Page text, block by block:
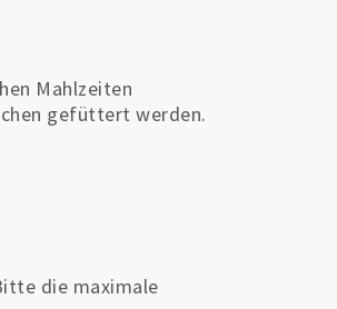
Mahlzeiten
gefüttert werden.
die maximale